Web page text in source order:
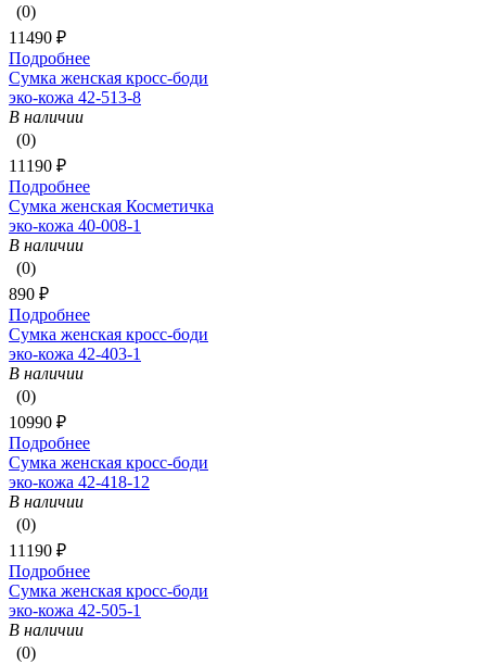
(0)
11490 ₽
Подробнее
Сумка женская кросс-боди
эко-кожа 42-513-8
В наличии
(0)
11190 ₽
Подробнее
Сумка женская Косметичка
эко-кожа 40-008-1
В наличии
(0)
890 ₽
Подробнее
Сумка женская кросс-боди
эко-кожа 42-403-1
В наличии
(0)
10990 ₽
Подробнее
Сумка женская кросс-боди
эко-кожа 42-418-12
В наличии
(0)
11190 ₽
Подробнее
Сумка женская кросс-боди
эко-кожа 42-505-1
В наличии
(0)